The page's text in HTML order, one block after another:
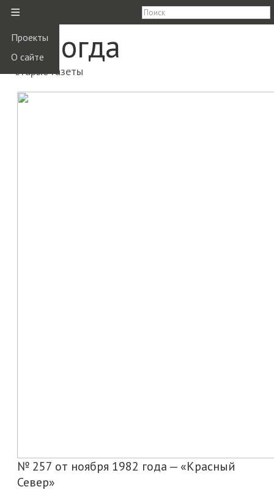
≡
Проекты
О сайте
Вологда
старые газеты
№ 257 от ноября 1982 года — «Красный
Север»